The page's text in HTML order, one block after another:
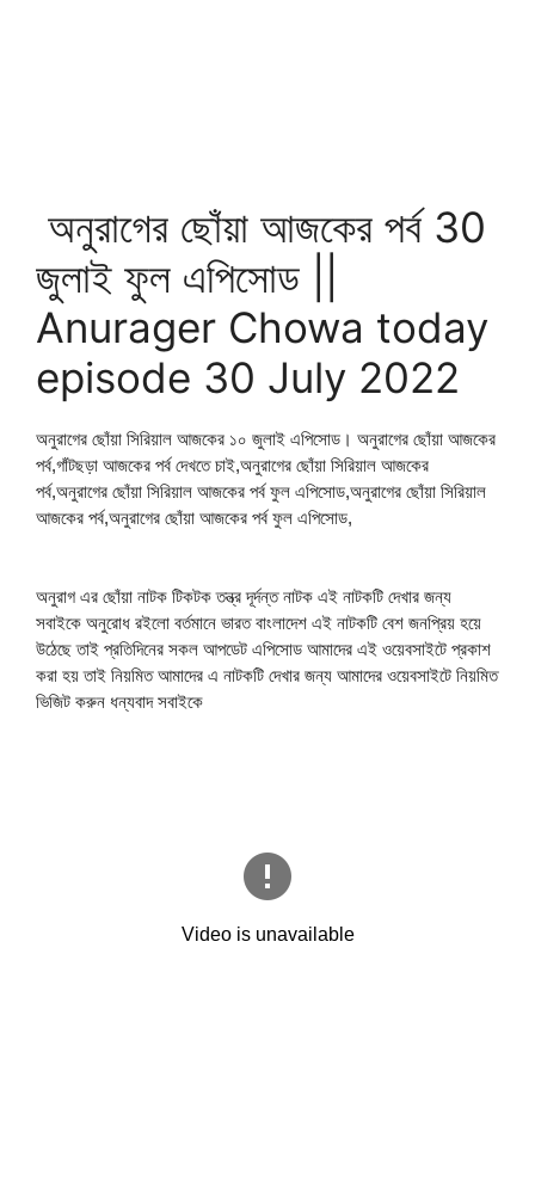
অনুরাগের ছোঁয়া আজকের পর্ব 30
জুলাই ফুল এপিসোড ||
Anurager Chowa today
episode 30 July 2022
অনুরাগের ছোঁয়া সিরিয়াল আজকের ১০ জুলাই এপিসোড। অনুরাগের ছোঁয়া আজকের
পর্ব,গাঁটছড়া আজকের পর্ব দেখতে চাই,অনুরাগের ছোঁয়া সিরিয়াল আজকের
পর্ব,অনুরাগের ছোঁয়া সিরিয়াল আজকের পর্ব ফুল এপিসোড,অনুরাগের ছোঁয়া সিরিয়াল
আজকের পর্ব,অনুরাগের ছোঁয়া আজকের পর্ব ফুল এপিসোড,
অনুরাগ এর ছোঁয়া নাটক টিকটক তন্ত্র দূর্দন্ত নাটক এই নাটকটি দেখার জন্য
সবাইকে অনুরোধ রইলো বর্তমানে ভারত বাংলাদেশ এই নাটকটি বেশ জনপ্রিয় হয়ে
উঠেছে তাই প্রতিদিনের সকল আপডেট এপিসোড আমাদের এই ওয়েবসাইটে প্রকাশ
করা হয় তাই নিয়মিত আমাদের এ নাটকটি দেখার জন্য আমাদের ওয়েবসাইটে নিয়মিত
ভিজিট করুন ধন্যবাদ সবাইকে